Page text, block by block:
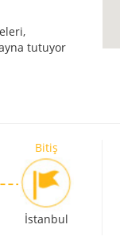
tutuyor
Bitiş
İstanbul